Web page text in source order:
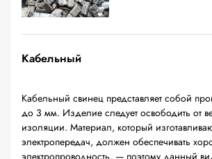
Кабельный
Кабельный свинец представляет собой
до 3 мм. Изделие следует освободить от
изоляции. Материал, который
электропередач, должен обеспечивать
электропроводность, — поэтому данный